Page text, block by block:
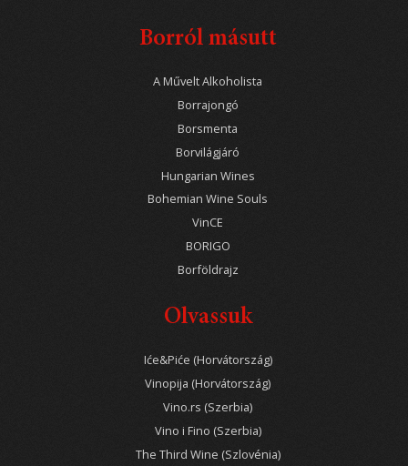
Borról másutt
A Művelt Alkoholista
Borrajongó
Borsmenta
Borvilágjáró
Hungarian Wines
Bohemian Wine Souls
VinCE
BORIGO
Borföldrajz
Olvassuk
Iće&Piće (Horvátország)
Vinopija (Horvátország)
Vino.rs (Szerbia)
Vino i Fino (Szerbia)
The Third Wine (Szlovénia)